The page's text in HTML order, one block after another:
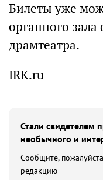
Билеты уже
органного
драмтеатра.
IRK.ru
Стали свидетелем
необычного и
Сообщите,
редакцию